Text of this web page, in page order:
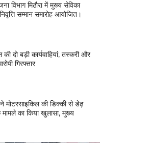
विभाग मिठौरा में मुख्य सेविका
सम्मान समारोह आयोजित।
दो बड़ी कार्यवाहियां, तस्करी और
गिरफ्तार
मोटरसाइकिल की डिक्की से डेढ़
का किया खुलासा, मुख्य